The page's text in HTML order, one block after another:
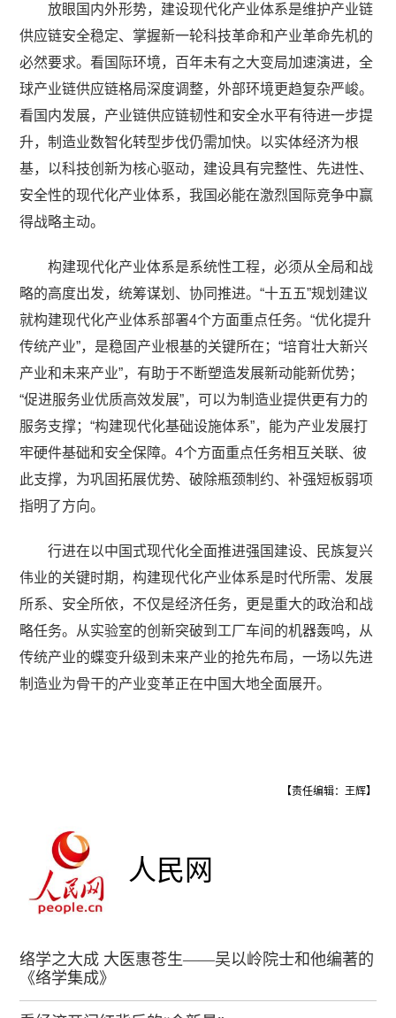
放眼国内外形势，建设现代化产业体系是维护产业链
供应链安全稳定、掌握新一轮科技革命和产业革命先机的
必然要求。看国际环境，百年未有之大变局加速演进，全
球产业链供应链格局深度调整，外部环境更趋复杂严峻。
看国内发展，产业链供应链韧性和安全水平有待进一步提
升，制造业数智化转型步伐仍需加快。以实体经济为根
基，以科技创新为核心驱动，建设具有完整性、先进性、
安全性的现代化产业体系，我国必能在激烈国际竞争中赢
得战略主动。
构建现代化产业体系是系统性工程，必须从全局和战
略的高度出发，统筹谋划、协同推进。“十五五”规划建议
就构建现代化产业体系部署4个方面重点任务。“优化提升
传统产业”，是稳固产业根基的关键所在；“培育壮大新兴
产业和未来产业”，有助于不断塑造发展新动能新优势；
“促进服务业优质高效发展”，可以为制造业提供更有力的
服务支撑；“构建现代化基础设施体系”，能为产业发展打
牢硬件基础和安全保障。4个方面重点任务相互关联、彼
此支撑，为巩固拓展优势、破除瓶颈制约、补强短板弱项
指明了方向。
行进在以中国式现代化全面推进强国建设、民族复兴
伟业的关键时期，构建现代化产业体系是时代所需、发展
所系、安全所依，不仅是经济任务，更是重大的政治和战
略任务。从实验室的创新突破到工厂车间的机器轰鸣，从
传统产业的蝶变升级到未来产业的抢先布局，一场以先进
制造业为骨干的产业变革正在中国大地全面展开。
【责任编辑：王辉】
人民网
络学之大成 大医惠苍生——吴以岭院士和他编著的
《络学集成》